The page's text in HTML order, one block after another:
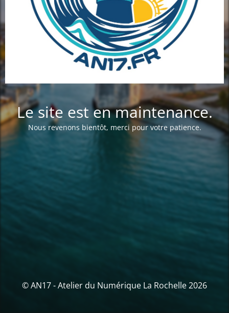
Le site est en maintenance.
Nous revenons bientôt, merci pour votre patience.
© AN17 - Atelier du Numérique La Rochelle 2026